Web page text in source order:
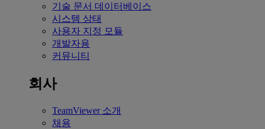
기술 문서 데이터베이스
시스템 상태
사용자 지정 모듈
개발자용
커뮤니티
회사
TeamViewer 소개
채용